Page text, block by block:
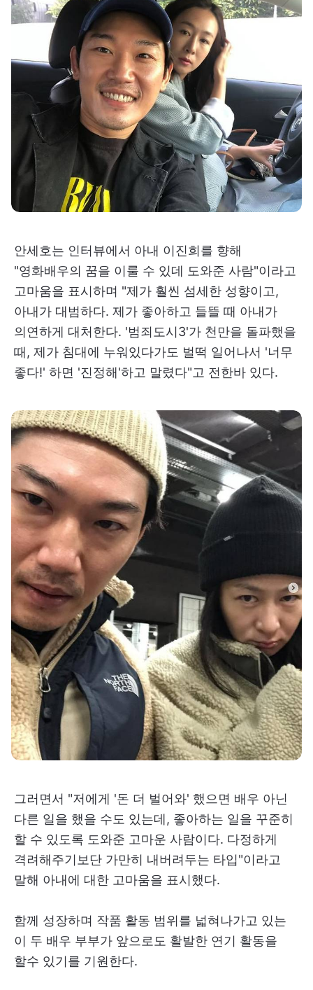
안세호는 인터뷰에서 아내 이진희를 향해
"영화배우의 꿈을 이룰 수 있데 도와준 사람"이라고
고마움을 표시하며 "제가 훨씬 섬세한 성향이고,
아내가 대범하다. 제가 좋아하고 들뜰 때 아내가
의연하게 대처한다. '범죄도시3'가 천만을 돌파했을
때, 제가 침대에 누워있다가도 벌떡 일어나서 '너무
좋다!' 하면 '진정해'하고 말렸다"고 전한바 있다.
그러면서 "저에게 '돈 더 벌어와' 했으면 배우 아닌
다른 일을 했을 수도 있는데, 좋아하는 일을 꾸준히
할 수 있도록 도와준 고마운 사람이다. 다정하게
격려해주기보단 가만히 내버려두는 타입"이라고
말해 아내에 대한 고마움을 표시했다.
함께 성장하며 작품 활동 범위를 넓혀나가고 있는
이 두 배우 부부가 앞으로도 활발한 연기 활동을
할수 있기를 기원한다.